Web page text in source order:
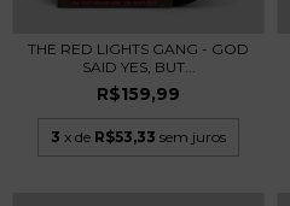
THE RED LIGHTS GANG - GOD
SAID YES, BUT...
R$159,99
3 x de R$53,33 sem juros